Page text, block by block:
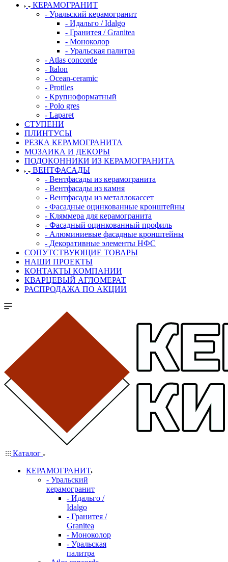
КЕРАМОГРАНИТ
- Уральский керамогранит
- Идальго / Idalgo
- Гранитея / Granitea
- Моноколор
- Уральская палитра
- Atlas concorde
- Italon
- Ocean-ceramic
- Protiles
- Крупноформатный
- Polo gres
- Laparet
СТУПЕНИ
ПЛИНТУСЫ
РЕЗКА КЕРАМОГРАНИТА
МОЗАИКА И ДЕКОРЫ
ПОДОКОННИКИ ИЗ КЕРАМОГРАНИТА
ВЕНТФАСАДЫ
- Вентфасады из керамогранита
- Вентфасады из камня
- Вентфасады из металлокассет
- Фасадные оцинкованные кронштейны
- Кляммера для керамогранита
- Фасадный оцинкованный профиль
- Алюминиевые фасадные кронштейны
- Декоративные элементы НФС
СОПУТСТВУЮЩИЕ ТОВАРЫ
НАШИ ПРОЕКТЫ
КОНТАКТЫ КОМПАНИИ
КВАРЦЕВЫЙ АГЛОМЕРАТ
РАСПРОДАЖА ПО АКЦИИ
Каталог
КЕРАМОГРАНИТ
- Уральский
керамогранит
- Идальго /
Idalgo
- Гранитея /
Granitea
- Моноколор
- Уральская
палитра